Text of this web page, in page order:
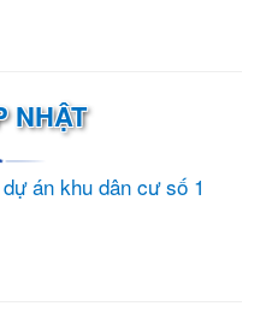
NHẬT
án khu dân cư số 1